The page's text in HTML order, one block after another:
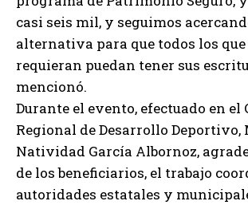
casi seis mil, y seguimos
alternativa para que todos los
requieran puedan tener sus
mencionó.
Durante el evento, efectuado en el
Regional de Desarrollo Deportivo,
Natividad García Albornoz,
de los beneficiarios, el trabajo
autoridades estatales y